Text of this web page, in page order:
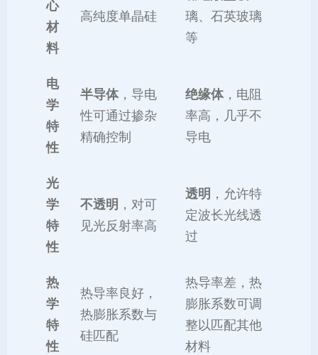
心
材
料
高纯度单晶硅
璃、石英玻璃
等
电
学
特
性
半导体，导电
性可通过掺杂
精确控制
绝缘体，电阻
率高，几乎不
导电
光
学
特
性
不透明 ，对可
见光反射率高
透明 ，允许特
定波长光线透
过
热
学
特
性
热导率良好，
热膨胀系数与
硅匹配
热导率差，热
膨胀系数可调
整以匹配其他
材料